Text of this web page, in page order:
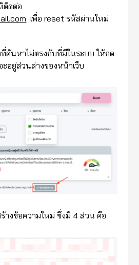
ติดต่อ
เพื่อ reset รหัสผ่านใหม่
ค้นหาไม่ตรงกับที่มีในระบบ ให้กด
อยู่ส่วนล่างของหน้าเว็บ
างข้อความใหม่ ซึ่งมี 4 ส่วน คือ